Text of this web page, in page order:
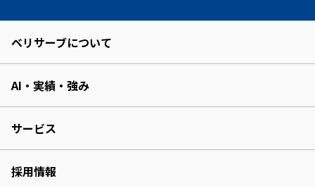
ベリサーブについて
AI・実績・強み
サービス
採用情報